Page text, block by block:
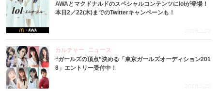
AWAとマクドナルドのスペシャルコンテンツにlolが登場！
本日2／22(木)までのTwitterキャンペーンも！
2018.2.22
カルチャー
ニュース
“ガールズの頂点”決める「東京ガールズオーディション201
8」エントリー受付中！
2018.2.22